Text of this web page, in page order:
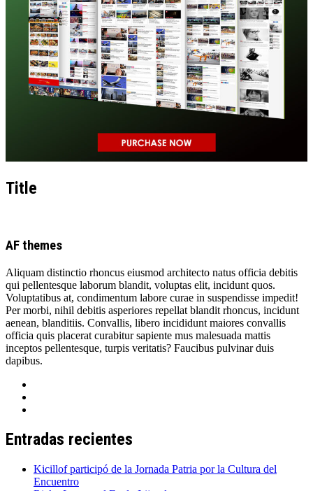
Title
AF themes
Aliquam distinctio rhoncus eiusmod architecto natus officia debitis
qui pellentesque laborum blandit, voluptas elit, incidunt quos.
Voluptatibus at, condimentum labore curae in suspendisse impedit!
Per morbi, nihil debitis asperiores repellat blandit rhoncus, incidunt
aenean, blanditiis. Convallis, libero incididunt maiores convallis
officia quis placerat curabitur sapiente mus malesuada mattis
inceptos pellentesque, turpis veritatis? Faucibus pulvinar duis
dapibus.
Entradas recientes
Kicillof participó de la Jornada Patria por la Cultura del
Encuentro